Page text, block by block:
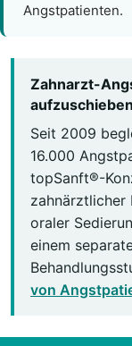
Angstpatienten.
Zahnarzt-
Seit 2009
16.000
topSanft®-
oraler
einem
von